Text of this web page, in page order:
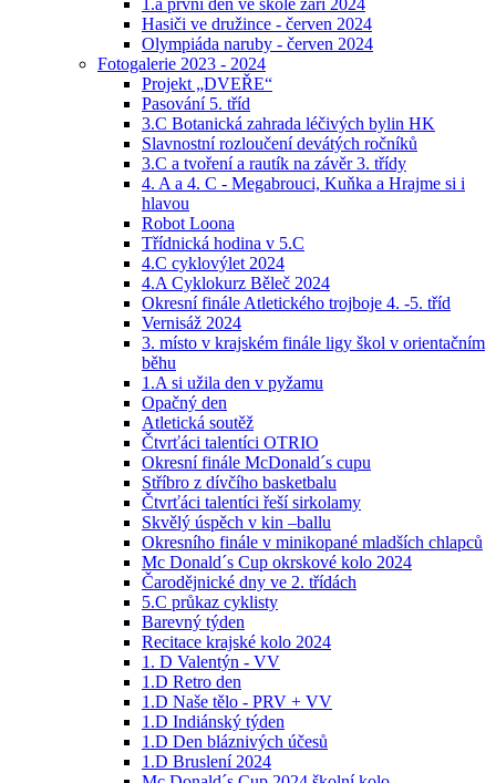
1.a první den ve škole září 2024
Hasiči ve družince - červen 2024
Olympiáda naruby - červen 2024
Fotogalerie 2023 - 2024
Projekt „DVEŘE“
Pasování 5. tříd
3.C Botanická zahrada léčivých bylin HK
Slavnostní rozloučení devátých ročníků
3.C a tvoření a rautík na závěr 3. třídy
4. A a 4. C - Megabrouci, Kuňka a Hrajme si i
hlavou
Robot Loona
Třídnická hodina v 5.C
4.C cyklovýlet 2024
4.A Cyklokurz Běleč 2024
Okresní finále Atletického trojboje 4. -5. tříd
Vernisáž 2024
3. místo v krajském finále ligy škol v orientačním
běhu
1.A si užila den v pyžamu
Opačný den
Atletická soutěž
Čtvrťáci talentíci OTRIO
Okresní finále McDonald´s cupu
Stříbro z dívčího basketbalu
Čtvrťáci talentíci řeší sirkolamy
Skvělý úspěch v kin –ballu
Okresního finále v minikopané mladších chlapců
Mc Donald´s Cup okrskové kolo 2024
Čarodějnické dny ve 2. třídách
5.C průkaz cyklisty
Barevný týden
Recitace krajské kolo 2024
1. D Valentýn - VV
1.D Retro den
1.D Naše tělo - PRV + VV
1.D Indiánský týden
1.D Den bláznivých účesů
1.D Bruslení 2024